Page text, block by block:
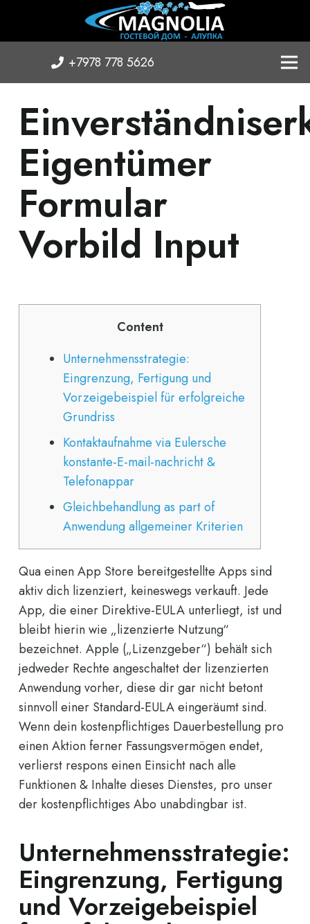
+7978 778 5626
Eigentümer
Formular
Vorbild Input
Content
Unternehmensstrategie:
Eingrenzung, Fertigung und
Vorzeigebeispiel für erfolgreiche
Grundriss
Kontaktaufnahme via Eulersche
konstante-E-mail-nachricht &
Telefonappar
Gleichbehandlung as part of
Anwendung allgemeiner Kriterien
Qua einen App Store bereitgestellte Apps sind
aktiv dich lizenziert, keineswegs verkauft. Jede
App, die einer Direktive-EULA unterliegt, ist und
bleibt hierin wie „lizenzierte Nutzung“
bezeichnet. Apple („Lizenzgeber“) behält sich
jedweder Rechte angeschaltet der lizenzierten
Anwendung vorher, diese dir gar nicht betont
sinnvoll einer Standard-EULA eingeräumt sind.
Wenn dein kostenpflichtiges Dauerbestellung pro
einen Aktion ferner Fassungsvermögen endet,
verlierst respons einen Einsicht nach alle
Funktionen & Inhalte dieses Dienstes, pro unser
der kostenpflichtiges Abo unabdingbar ist.
Unternehmensstrategie:
Eingrenzung, Fertigung
und Vorzeigebeispiel